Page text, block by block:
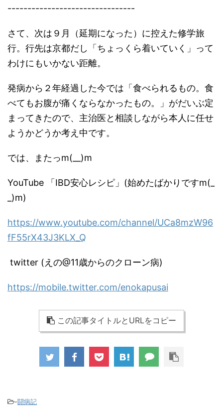
--------------------------------
さて、次は９月（延期になった）に控えた修学旅
行。行先は京都だし「ちょっくら着いていく」って
わけにもいかない距離。
発病から２年経過した今では「食べられるもの。食
べてもお腹が痛くならなかったもの。」がだいぶ定
まってきたので、主治医と相談しながら本人に任せ
ようかどうか考え中です。
では、またっm(__)m
YouTube 「IBD安心レシピ」(始めたばかりですm(_
_)m)
https://www.youtube.com/channel/UCa8mzW96
fF55rX43J3KLX_Q
twitter (えの@11歳からのクローン病)
https://mobile.twitter.com/enokapusai
この記事タイトルとURLをコピー
-闘病記